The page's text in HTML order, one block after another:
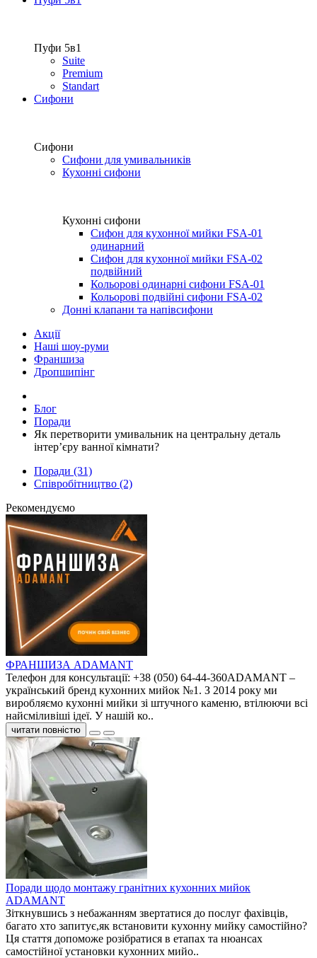
Пуфи 5в1
Suite
Premium
Standart
Сифони
Сифони
Сифони для умивальників
Кухонні сифони
Кухонні сифони
Сифон для кухонної мийки FSA-01
одинарний
Сифон для кухонної мийки FSA-02
подвійний
Кольорові одинарні сифони FSA-01
Кольорові подвійні сифони FSA-02
Донні клапани та напівсифони
Акції
Наші шоу-руми
Франшиза
Дропшипінг
Блог
Поради
Як перетворити умивальник на центральну деталь
інтер’єру ванної кімнати?
Поради (31)
Співробітництво (2)
Рекомендуємо
ФРАНШИЗА ADAMANT
Телефон для консультації: +38 (050) 64-44-360ADAMANT –
український бренд кухонних мийок №1. З 2014 року ми
виробляємо кухонні мийки зі штучного каменю, втілюючи всі
найсміливіші ідеї. У нашій ко..
читати повністю
Поради щодо монтажу гранітних кухонних мийок
ADAMANT
Зіткнувшись з небажанням звертатися до послуг фахівців,
багато хто запитує,як встановити кухонну мийку самостійно?
Ця стаття допоможе розібратися в етапах та нюансах
самостійної установки кухонних мийо..